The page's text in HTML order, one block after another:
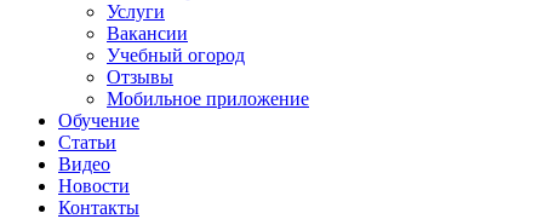
Услуги
Вакансии
Учебный огород
Отзывы
Мобильное приложение
Обучение
Статьи
Видео
Новости
Контакты